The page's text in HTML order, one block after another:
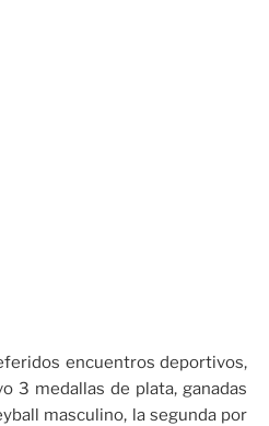
encuentros deportivos,
3 medallas de plata, ganadas
masculino, la segunda por